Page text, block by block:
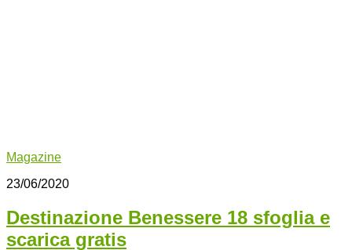
Magazine
23/06/2020
Destinazione Benessere 18 sfoglia e
scarica gratis